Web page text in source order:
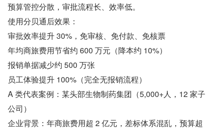
预算管控分散，审批流程长、效率低。
使用分贝通后效果：
审批效率提升 30%，免审核、免付款、免核票
年均商旅费用节省约 600 万元（降本约 10%）
报销单据减少约 500 万张
员工体验提升 100%（完全无报销流程）
A 类代表案例：某头部生物制药集团（5,000+人，12 家子
公司）
企业背景：年商旅费用超 2 亿元，差标体系混乱，预算超